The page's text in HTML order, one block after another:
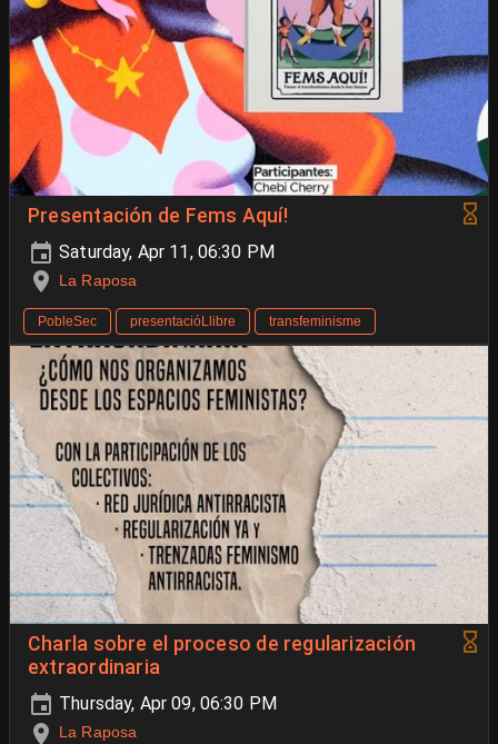
Presentación de Fems Aquí!
Saturday, Apr 11, 06:30 PM
La Raposa
PobleSec presentacióLlibre transfeminisme
Charla sobre el proceso de regularización
extraordinaria
Thursday, Apr 09, 06:30 PM
La Raposa